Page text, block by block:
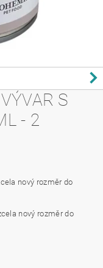
S
- 2
nový rozměr do
nový rozměr do